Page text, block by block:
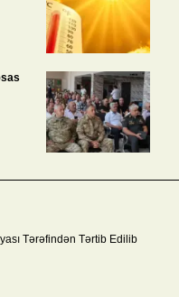
Tərəfindən Tərtib Edilib